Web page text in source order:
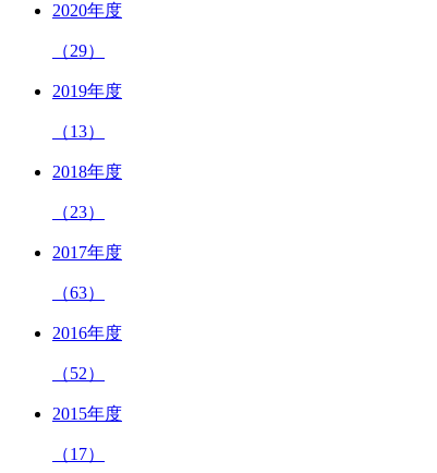
2020年度
（29）
2019年度
（13）
2018年度
（23）
2017年度
（63）
2016年度
（52）
2015年度
（17）